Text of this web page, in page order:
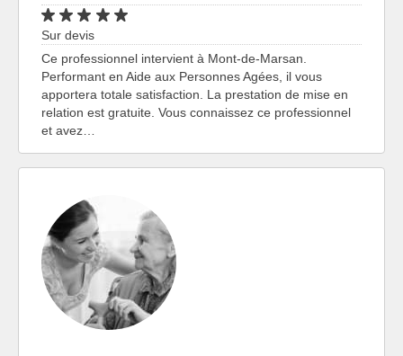
Sur devis
Ce professionnel intervient à Mont-de-Marsan.
Performant en Aide aux Personnes Agées, il vous
apportera totale satisfaction. La prestation de mise en
relation est gratuite. Vous connaissez ce professionnel
et avez…